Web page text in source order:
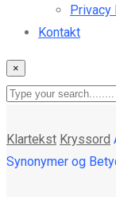
Privacy
Kontakt
×
Klartekst Kryssord
Synonymer og